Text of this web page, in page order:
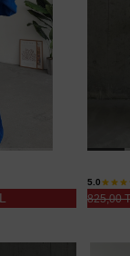
5.0
825,00